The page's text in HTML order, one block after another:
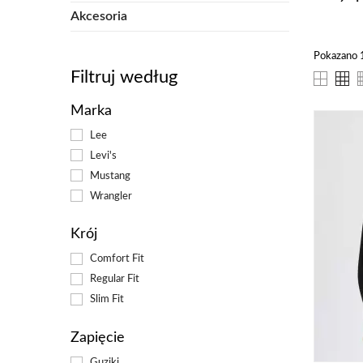
Akcesoria
Filtruj według
Marka
Lee
Levi's
Mustang
Wrangler
Krój
Comfort Fit
Regular Fit
Slim Fit
Zapięcie
Pokazano